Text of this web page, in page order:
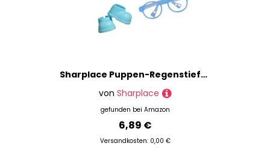
Sharplace Puppen-Regenstiefel mit Kopfhörern, Brille, Foto-Requisiten, bequemes DIY-Ankleidekostüm für Puppen, Zubehör für 17 cm große Puppen , Blau
von Sharplace
gefunden bei Amazon
6,89 €
Versandkosten: 0,00 €